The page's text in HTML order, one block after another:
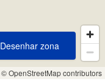
© OpenStreetMap contributors
Desenhar zona
Desenhar zona